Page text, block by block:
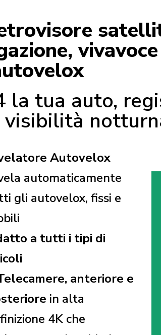
la tua auto,
Autovelox
automaticamente
gli autovelox, fissi e
a tutti i tipi di
anteriore e
in alta
4K che